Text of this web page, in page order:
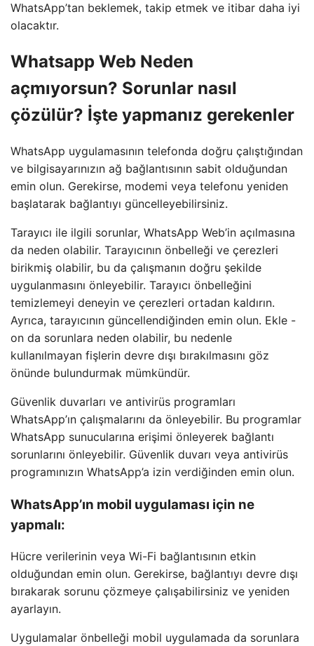
WhatsApp’tan beklemek, takip etmek ve itibar daha iyi
olacaktır.
Whatsapp Web Neden
açmıyorsun? Sorunlar nasıl
çözülür? İşte yapmanız gerekenler
WhatsApp uygulamasının telefonda doğru çalıştığından
ve bilgisayarınızın ağ bağlantısının sabit olduğundan
emin olun. Gerekirse, modemi veya telefonu yeniden
başlatarak bağlantıyı güncelleyebilirsiniz.
Tarayıcı ile ilgili sorunlar, WhatsApp Web’in açılmasına
da neden olabilir. Tarayıcının önbelleği ve çerezleri
birikmiş olabilir, bu da çalışmanın doğru şekilde
uygulanmasını önleyebilir. Tarayıcı önbelleğini
temizlemeyi deneyin ve çerezleri ortadan kaldırın.
Ayrıca, tarayıcının güncellendiğinden emin olun. Ekle -
on da sorunlara neden olabilir, bu nedenle
kullanılmayan fişlerin devre dışı bırakılmasını göz
önünde bulundurmak mümkündür.
Güvenlik duvarları ve antivirüs programları
WhatsApp’ın çalışmalarını da önleyebilir. Bu programlar
WhatsApp sunucularına erişimi önleyerek bağlantı
sorunlarını önleyebilir. Güvenlik duvarı veya antivirüs
programınızın WhatsApp’a izin verdiğinden emin olun.
WhatsApp’ın mobil uygulaması için ne
yapmalı:
Hücre verilerinin veya Wi-Fi bağlantısının etkin
olduğundan emin olun. Gerekirse, bağlantıyı devre dışı
bırakarak sorunu çözmeye çalışabilirsiniz ve yeniden
ayarlayın.
Uygulamalar önbelleği mobil uygulamada da sorunlara